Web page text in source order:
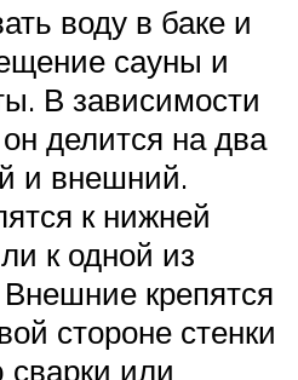
воду в баке и
сауны и
В зависимости
делится на два
и внешний.
к нижней
к одной из
крепятся
стороне стенки
или